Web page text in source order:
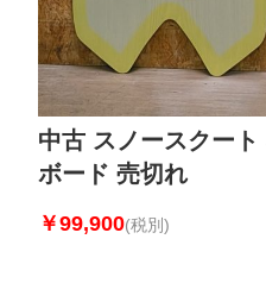
中古 スノースクー
ボード 売切れ
￥99,900(税別)